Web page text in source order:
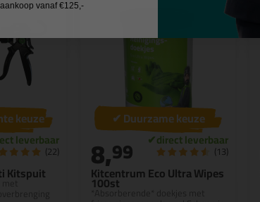
Kitspuit
met
keuze
(22)
Kitcentrum Eco Ultra Wipes
100st
*Absorberende* doekjes met
✔ Duurzame keuze
8,99 (13)
vanaf €125,-